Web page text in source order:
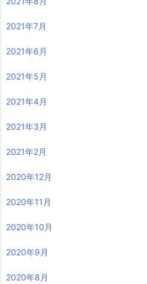
2021年7月
2021年6月
2021年5月
2021年4月
2021年3月
2021年2月
2020年12月
2020年11月
2020年10月
2020年9月
2020年8月